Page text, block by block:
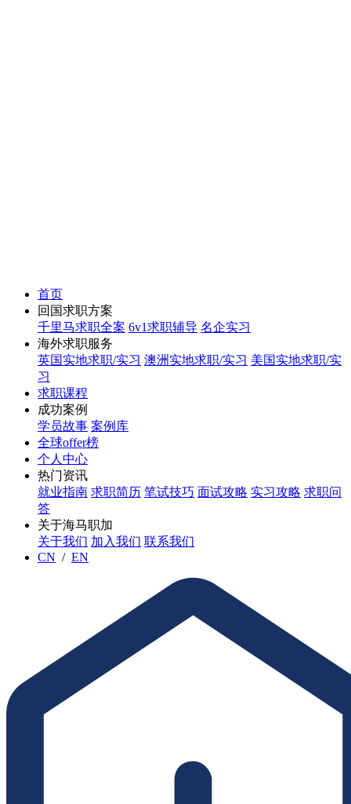
首页
回国求职方案
千里马求职全案 6v1求职辅导 名企实习
海外求职服务
英国实地求职/实习 澳洲实地求职/实习 美国实地求职/实
习
求职课程
成功案例
学员故事 案例库
全球offer榜
个人中心
热门资讯
就业指南 求职简历 笔试技巧 面试攻略 实习攻略 求职问
答
关于海马职加
关于我们 加入我们 联系我们
CN / EN